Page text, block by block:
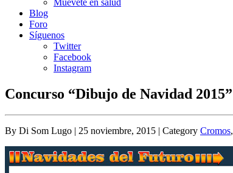
Muévete en salud
Blog
Foro
Síguenos
Twitter
Facebook
Instagram
Concurso “Dibujo de Navidad 2015”
By Di Som Lugo | 25 noviembre, 2015 | Category Cromos,